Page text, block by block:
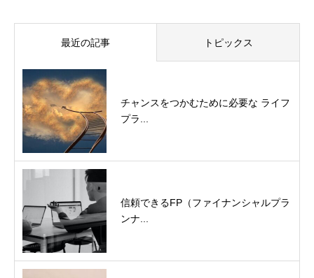
最近の記事 トピックス
チャンスをつかむために必要な ライフ
プラ...
信頼できるFP（ファイナンシャルプラ
ンナ...